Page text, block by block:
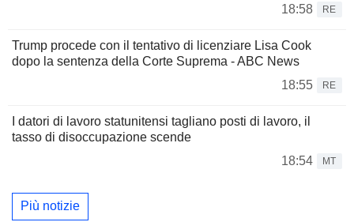
18:58
RE
Trump procede con il tentativo di licenziare Lisa Cook
dopo la sentenza della Corte Suprema - ABC News
18:55
RE
I datori di lavoro statunitensi tagliano posti di lavoro, il
tasso di disoccupazione scende
18:54
MT
Più notizie